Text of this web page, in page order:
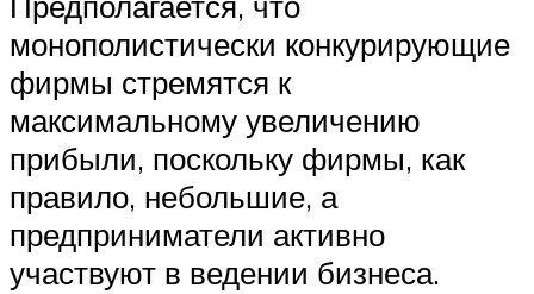
монополистически конкурирующие
фирмы стремятся к
максимальному увеличению
прибыли, поскольку фирмы, как
правило, небольшие, а
предприниматели активно
участвуют в ведении бизнеса.